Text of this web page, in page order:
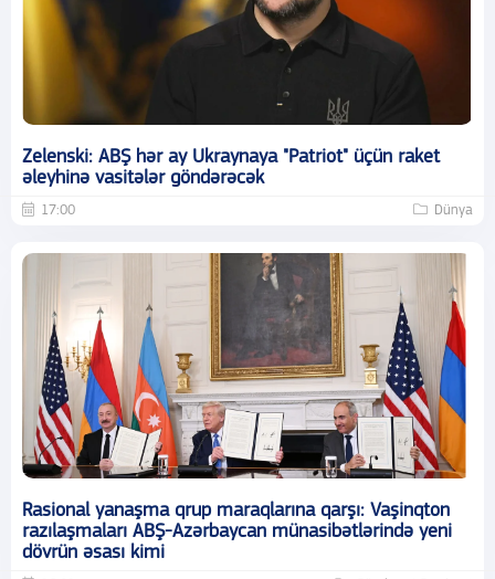
Zelenski: ABŞ hər ay Ukraynaya "Patriot" üçün raket
əleyhinə vasitələr göndərəcək
17:00 Dünya
Rasional yanaşma qrup maraqlarına qarşı: Vaşinqton
razılaşmaları ABŞ-Azərbaycan münasibətlərində yeni
dövrün əsası kimi